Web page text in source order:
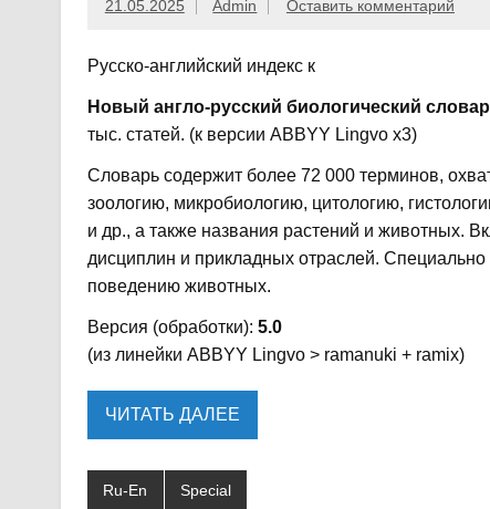
21.05.2025 Admin Оставить комментарий
Русско-английский индекс к
Новый англо-русский биологический
тыс. статей. (к версии ABBYY Lingvo x3)
Словарь содержит более 72 000 терминов,
зоологию, микробиологию, цитологию,
и др., а также названия растений и животных.
дисциплин и прикладных отраслей.
поведению животных.
Версия (обработки): 5.0
(из линейки ABBYY Lingvo > ramanuki + ramix)
ЧИТАТЬ ДАЛЕЕ
Ru-En Special